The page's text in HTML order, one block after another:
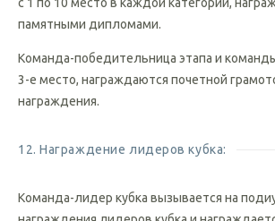
награждаются грамотами и медалями.
с 1 по 10 место в каждой категории,
памятными дипломами.
Команда-победительница этапа и
3-е место, награждаются почетной